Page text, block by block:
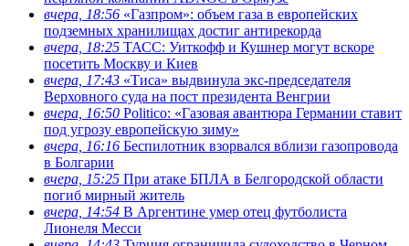
вчера, 18:56 «Газпром»: объем газа в европейских
подземных хранилищах достиг антирекорда
вчера, 18:25 ТАСС: Уиткофф и Кушнер могут вскоре
посетить Москву и Киев
вчера, 17:43 «Тиса» выдвинула экс-председателя
Верховного суда на пост президента Венгрии
вчера, 16:50 Politico: «Газовая авантюра Германии ставит
под угрозу европейскую зиму»
вчера, 16:16 Беспилотник взорвался вблизи газопровода
в Болгарии
вчера, 15:25 При атаке БПЛА в Белгородской области
погиб мирный житель
вчера, 14:54 В Аргентине умер отец футболиста
Лионеля Месси